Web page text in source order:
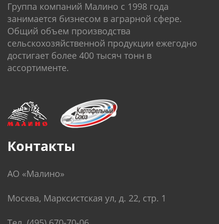
Группа компаний Малино c 1998 года
занимается бизнесом в аграрной сфере.
Общий объем производства
сельскохозяйственной продукции ежегодно
достигает более 400 тысяч тонн в
ассортименте.
Контакты
АО «Малино»
Москва, Марксистская ул, д. 22, стр. 1